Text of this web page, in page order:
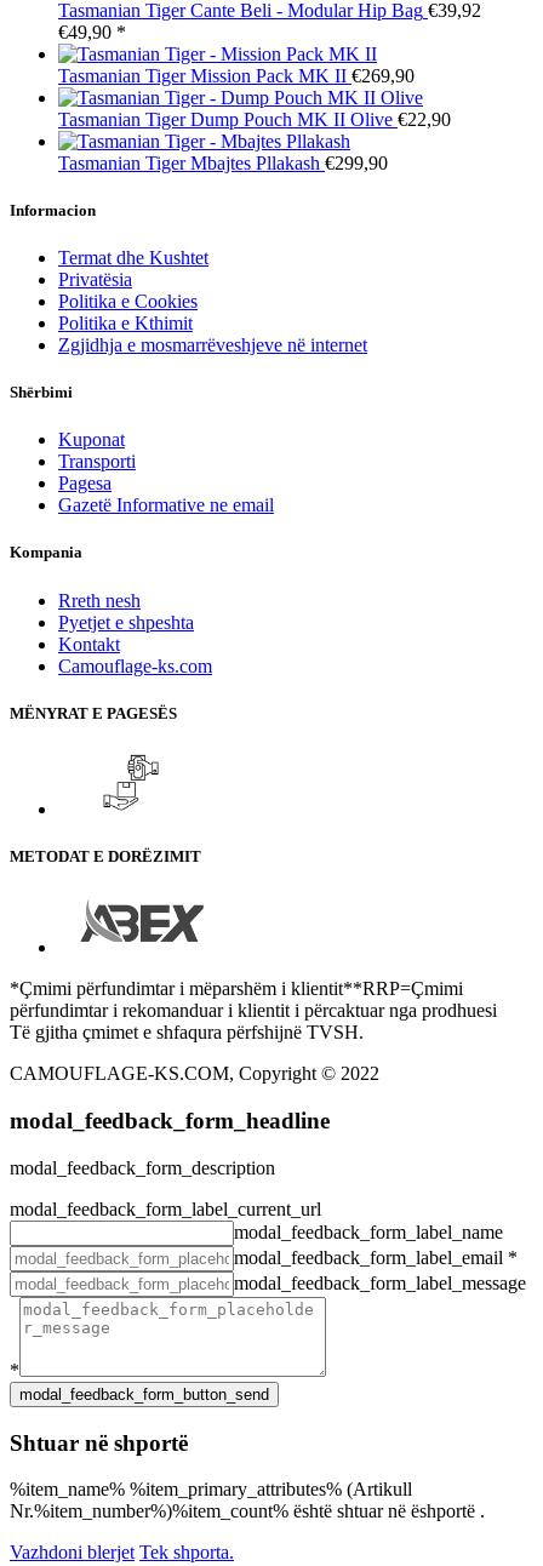
Tasmanian Tiger Cante Beli - Modular Hip Bag €39,92
€49,90 *
Tasmanian Tiger Mission Pack MK II €269,90
Tasmanian Tiger Dump Pouch MK II Olive €22,90
Tasmanian Tiger Mbajtes Pllakash €299,90
Informacion
Termat dhe Kushtet
Privatësia
Politika e Cookies
Politika e Kthimit
Zgjidhja e mosmarrëveshjeve në internet
Shërbimi
Kuponat
Transporti
Pagesa
Gazetë Informative ne email
Kompania
Rreth nesh
Pyetjet e shpeshta
Kontakt
Camouflage-ks.com
MËNYRAT E PAGESËS
METODAT E DORËZIMIT
*Çmimi përfundimtar i mëparshëm i klientit**RRP=Çmimi
përfundimtar i rekomanduar i klientit i përcaktuar nga prodhuesi
Të gjitha çmimet e shfaqura përfshijnë TVSH.
CAMOUFLAGE-KS.COM, Copyright © 2022
modal_feedback_form_headline
modal_feedback_form_description
modal_feedback_form_label_current_url
modal_feedback_form_label_name
modal_feedback_form_label_email *
modal_feedback_form_label_message
*
Shtuar në shportë
%item_name% %item_primary_attributes% (Artikull
Nr.%item_number%)%item_count% është shtuar në ëshportë .
Vazhdoni blerjet Tek shporta.